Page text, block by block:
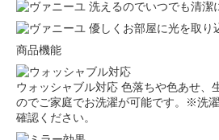
洗えるのでいつでも清潔
優しくお部屋に光を取り
商品機能
ウォッシャブル対応 色落ちや色あせ、
のでご家庭でお洗濯が可能です。※洗
確認ください。